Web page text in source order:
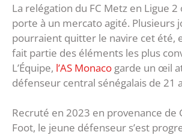
La relégation du FC Metz en Ligue 2
porte à un mercato agité. Plusieurs
pourraient quitter le navire cet été,
fait partie des éléments les plus
L’Équipe, l’AS Monaco garde un œil
défenseur central sénégalais de 21
Recruté en 2023 en provenance de
Foot, le jeune défenseur s’est